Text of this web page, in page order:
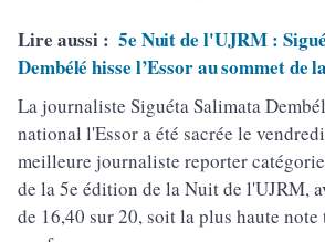
Lire aussi : 5e Nuit de l'UJRM :
Dembélé hisse l’Essor au sommet de
La journaliste Siguéta Salimata
national l'Essor a été sacrée le
meilleure journaliste reporter
de la 5e édition de la Nuit de l'UJRM,
de 16,40 sur 20, soit la plus haute note